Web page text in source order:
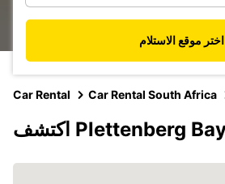
اختر موقع الاستلام
Car Rental Car Rental South Africa